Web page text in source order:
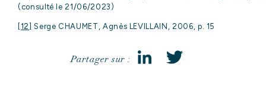
(consulté le 21/06/2023)
[12] Serge CHAUMET, Agnès LEVILLAIN, 2006, p. 15
Partager sur :